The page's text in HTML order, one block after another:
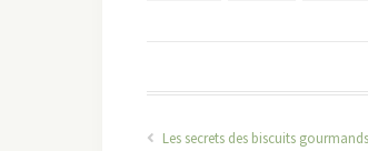
Les secrets des biscuits